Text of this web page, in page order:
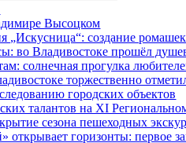
Высоцком
„Искусница“: создание
во Владивостоке прошёл
солнечная прогулка
торжественно
городских объектов
талантов на XI
сезона пешеходных
открывает горизонты: первое